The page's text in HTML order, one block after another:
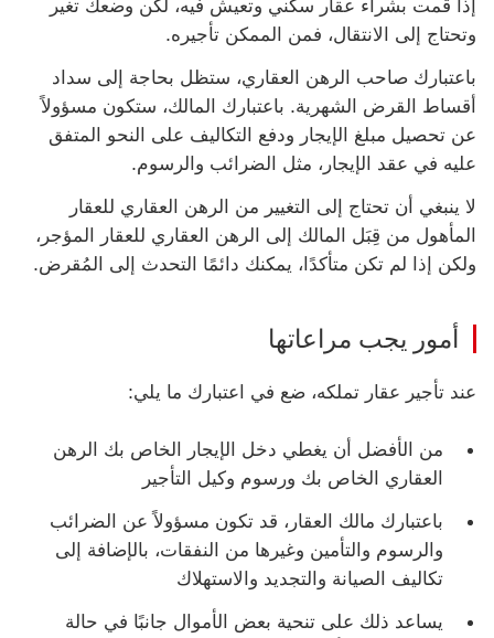
إذا قمت بشراء عقار سكني وتعيش فيه، لكن وضعك تغير
وتحتاج إلى الانتقال، فمن الممكن تأجيره.
باعتبارك صاحب الرهن العقاري، ستظل بحاجة إلى سداد
أقساط القرض الشهرية. باعتبارك المالك، ستكون مسؤولاً
عن تحصيل مبلغ الإيجار ودفع التكاليف على النحو المتفق
عليه في عقد الإيجار، مثل الضرائب والرسوم.
لا ينبغي أن تحتاج إلى التغيير من الرهن العقاري للعقار
المأهول من قِبَل المالك إلى الرهن العقاري للعقار المؤجر،
ولكن إذا لم تكن متأكدًا، يمكنك دائمًا التحدث إلى المُقرض.
أمور يجب مراعاتها
عند تأجير عقار تملكه، ضع في اعتبارك ما يلي:
من الأفضل أن يغطي دخل الإيجار الخاص بك الرهن
العقاري الخاص بك ورسوم وكيل التأجير
باعتبارك مالك العقار، قد تكون مسؤولاً عن الضرائب
والرسوم والتأمين وغيرها من النفقات، بالإضافة إلى
تكاليف الصيانة والتجديد والاستهلاك
يساعد ذلك على تنحية بعض الأموال جانبًا في حالة